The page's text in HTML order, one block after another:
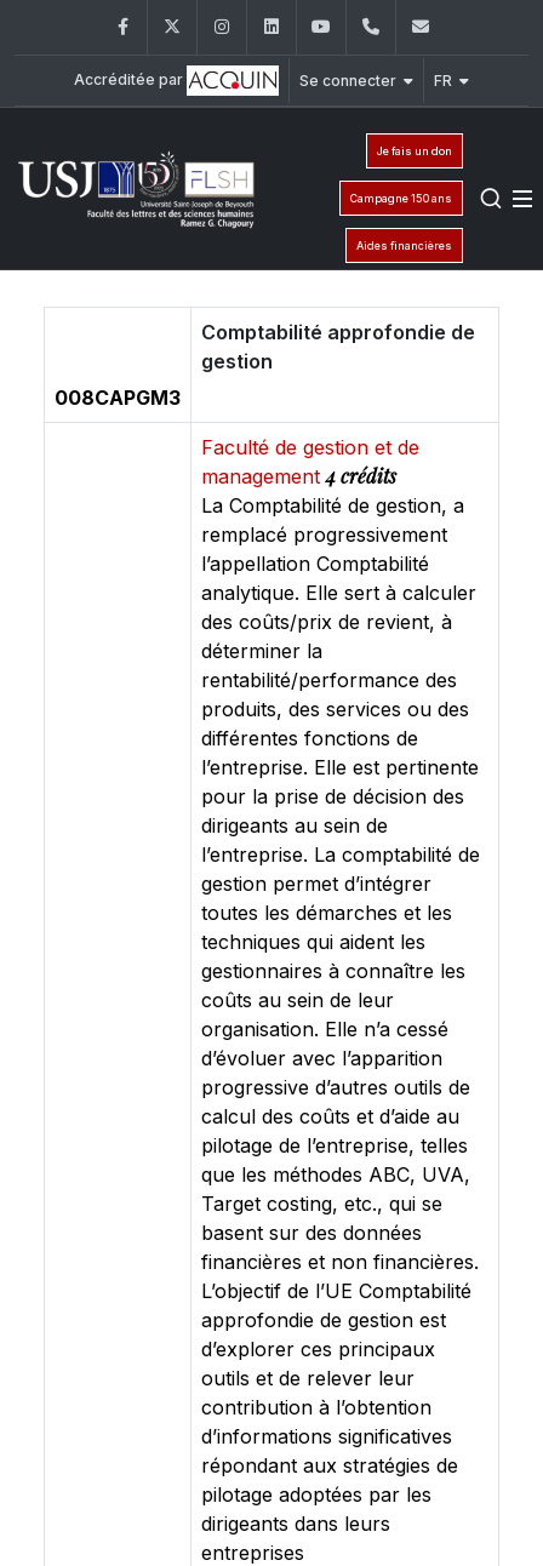
FacebookTwitter InstagramLinkedInYouTube+961 (1) 421 000
Accréditée par Se connecter FR
Je fais un don
Campagne 150 ans
Aides financières
008CAPGM3
Comptabilité approfondie de
gestion
Faculté de gestion et de
management4 crédits
La Comptabilité de gestion, a
remplacé progressivement
l’appellation Comptabilité
analytique. Elle sert à calculer
des coûts/prix de revient, à
déterminer la
rentabilité/performance des
produits, des services ou des
différentes fonctions de
l’entreprise. Elle est pertinente
pour la prise de décision des
dirigeants au sein de
l’entreprise. La comptabilité de
gestion permet d’intégrer
toutes les démarches et les
techniques qui aident les
gestionnaires à connaître les
coûts au sein de leur
organisation. Elle n’a cessé
d’évoluer avec l’apparition
progressive d’autres outils de
calcul des coûts et d’aide au
pilotage de l’entreprise, telles
que les méthodes ABC, UVA,
Target costing, etc., qui se
basent sur des données
financières et non financières.
L’objectif de l’UE Comptabilité
approfondie de gestion est
d’explorer ces principaux
outils et de relever leur
contribution à l’obtention
d’informations significatives
répondant aux stratégies de
pilotage adoptées par les
dirigeants dans leurs
entreprises